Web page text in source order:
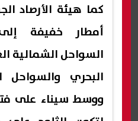
كما هيئة الأرصاد
أمطار خفيفة
السواحل الشمالية
البحري والسواحل
ووسط سيناء على